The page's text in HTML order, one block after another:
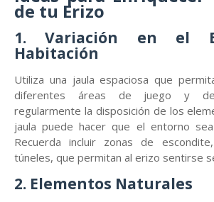
de tu Erizo
1. Variación en el
Habitación
Utiliza una jaula espaciosa que
diferentes áreas de juego y
regularmente la disposición de los
jaula puede hacer que el entorno
Recuerda incluir zonas de
túneles, que permitan al erizo sentirse
2. Elementos Naturales